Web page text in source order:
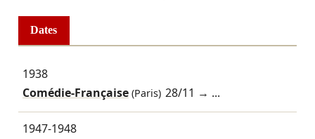
Dates
1938
Comédie-Française(Paris) 28/11 → ...
1947-1948